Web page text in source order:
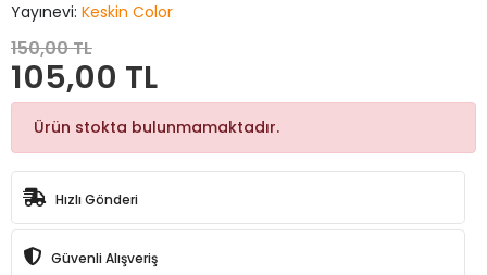
Yayınevi: Keskin Color
150,00 TL
105,00 TL
Ürün stokta bulunmamaktadır.
Hızlı Gönderi
Güvenli Alışveriş